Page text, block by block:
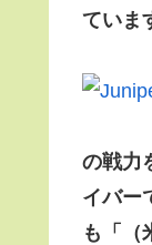
ていま
の戦力
イバー
も「（